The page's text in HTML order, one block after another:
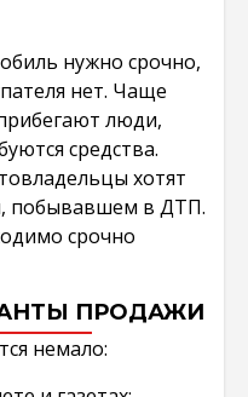
нужно срочно,
нет. Чаще
люди,
средства.
хотят
побывавшем в ДТП.
срочно
ПРОДАЖИ
немало: